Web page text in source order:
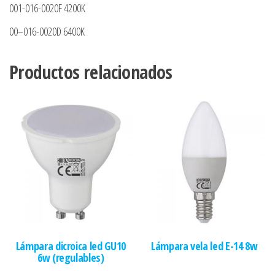
001-016-0020F 4200K
00–016-0020D 6400K
Productos relacionados
Lámpara dicroica led GU10
6w (regulables)
Lámpara vela led E-14 8w